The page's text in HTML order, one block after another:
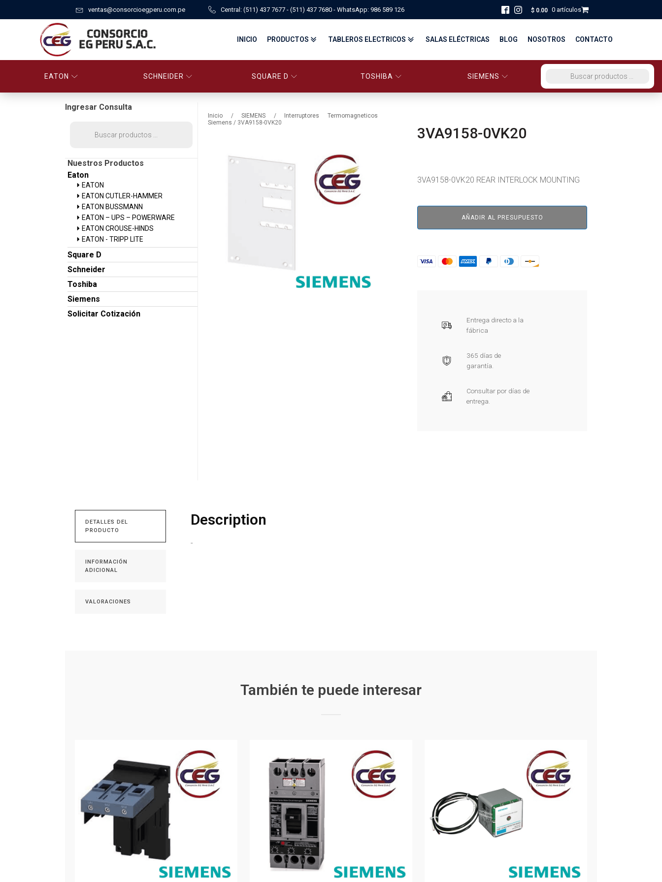
ventas@consorcioegperu.com.pe Central: (511) 437 7677 - (511) 437 7680 - WhatsApp: 986 589 126 $0.00 0 artículos
INICIO PRODUCTOS
INTERRUPTORES TERMOMAGNÉTICOS
MANDO, SEÑALIZACIÓN Y CONTROL
TRANSFORMADORES
UPS
TABLEROS ELECTRICOS
PANELBOARD, TABLEROS ELÉCTRICOS DISTRIBUCIÓN Y FUERZA
SALAS ELÉCTRICAS BLOG NOSOTROS CONTACTO
EATON SCHNEIDER SQUARE D TOSHIBA SIEMENS BÚSQUEDA DE PRODUCTOS
Ingresar Consulta
Nuestros Productos
Eaton
EATON
EATON CUTLER-HAMMER
EATON BUSSMANN
EATON – UPS – POWERWARE
EATON CROUSE-HINDS
EATON - TRIPP LITE
Square D
Schneider
Toshiba
Siemens
Solicitar Cotización
Inicio /SIEMENS /
Interruptores Termomagneticos
Siemens / 3VA9158-0VK20
3VA9158-0VK20
3VA9158-0VK20 REAR INTERLOCK MOUNTING
AÑADIR AL PRESUPUESTO
Entrega directo a la
fábrica
365 días de
garantía.
Consultar por días de
entrega.
DETALLES DEL
PRODUCTO
INFORMACIÓN
ADICIONAL
VALORACIONES
Description
-
También te puede interesar